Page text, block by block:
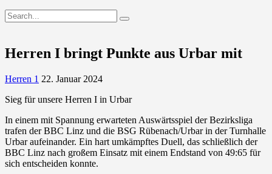
Herren I bringt Punkte aus Urbar mit
Herren 1 22. Januar 2024
Sieg für unsere Herren I in Urbar
In einem mit Spannung erwarteten Auswärtsspiel der Bezirksliga
trafen der BBC Linz und die BSG Rübenach/Urbar in der Turnhalle
Urbar aufeinander. Ein hart umkämpftes Duell, das schließlich der
BBC Linz nach großem Einsatz mit einem Endstand von 49:65 für
sich entscheiden konnte.